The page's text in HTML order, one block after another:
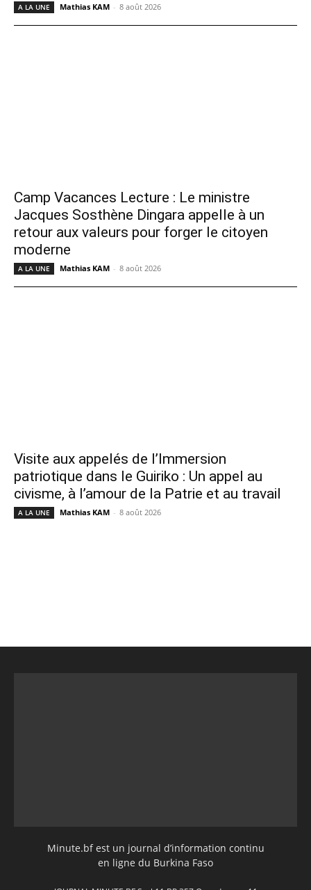
A LA UNE Mathias KAM - 8 août 2026
Camp Vacances Lecture : Le ministre
Jacques Sosthène Dingara appelle à un
retour aux valeurs pour forger le citoyen
moderne
A LA UNE Mathias KAM - 8 août 2026
Visite aux appelés de l’Immersion
patriotique dans le Guiriko : Un appel au
civisme, à l’amour de la Patrie et au travail
A LA UNE Mathias KAM - 8 août 2026
Minute.bf est un journal d’information continu
en ligne du Burkina Faso